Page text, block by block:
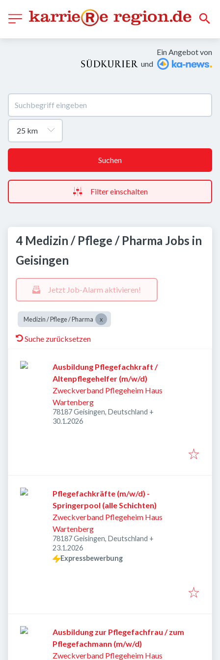
Ein Angebot von
und
Suchen
Filter einschalten
4 Medizin / Pflege / Pharma Jobs in
Geisingen
Jetzt Job-Alarm aktivieren!
Medizin / Pflege / Pharma
Suche zurücksetzen
Ausbildung Pflegefachkraft /
Altenpflegehelfer (m/w/d)
Zweckverband Pflegeheim Haus
Wartenberg
78187 Geisingen, Deutschland +
Veröffentlicht
30.1.2026
Pflegefachkräfte (m/w/d) -
Springerpool (alle Schichten)
Zweckverband Pflegeheim Haus
Wartenberg
78187 Geisingen, Deutschland +
Veröffentlicht
23.1.2026
Expressbewerbung
Ausbildung zur Pflegefachfrau / zum
Pflegefachmann (m/w/d)
Zweckverband Pflegeheim Haus